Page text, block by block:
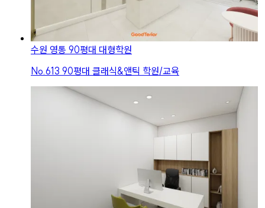
수원 영통 90평대 대형학원
No.613 90평대 클래식&앤틱 학원/교육